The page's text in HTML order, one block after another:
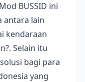
BUSSID ini
antara lain
kendaraan
Selain itu
bagi para
yang